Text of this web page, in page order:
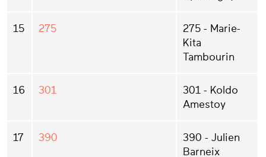
15 275
275 - Marie-
Kita
Tambourin
16 301
301 - Koldo
Amestoy
17 390
390 - Julien
Barneix